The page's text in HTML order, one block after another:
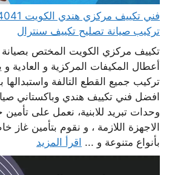
تركيب صيانة تصليح تكييف سنترال
تكييف مركزي الكويت المختص
أعطال المكيفات المركزية و العادية
تركيب جميع القطع التالفة
افضل فني تكييف هندي وباكستاني
وحدات تبريد للابنية، نعمل على
الاجهزة اللازمة ، و نقوم بتأمين غاز
بأنواع متنوعة و ... اقرأ المزيد